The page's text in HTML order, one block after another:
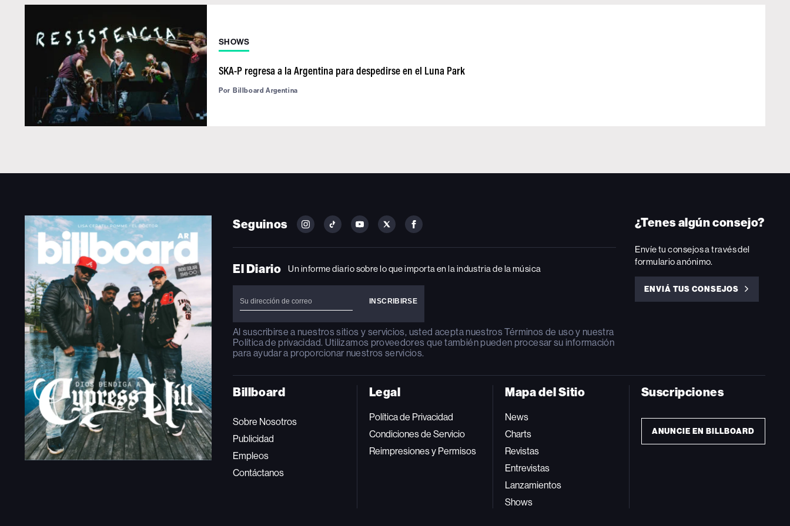
SHOWS
SKA-P regresa a la Argentina para despedirse en el Luna Park
Por Billboard Argentina
Seguinos
FOLLOW
ON
FOLLOW
ON
FOLLOW
ON
FOLLOW
ON
FOLLOW
ON
El Diario Un informe diario sobre lo que importa en la industria de la música
Al suscribirse a nuestros sitios y servicios, usted acepta nuestrosTérminos de usoy nuestra
Política de privacidad. Utilizamos proveedores que también pueden procesar su información
para ayudar a proporcionar nuestros servicios.
¿Tenes algún consejo?
Envíe tu consejos a través del
formulario anónimo.
ENVIÁ TUS CONSEJOS
ENVIÁ
Billboard
Sobre Nosotros
Publicidad
Empleos
Contáctanos
Legal
Política de Privacidad
Condiciones de Servicio
Reimpresiones y Permisos
Mapa del Sitio
News
Charts
Revistas
Entrevistas
Lanzamientos
Shows
Suscripciones
ANUNCIE EN BILLBOARD